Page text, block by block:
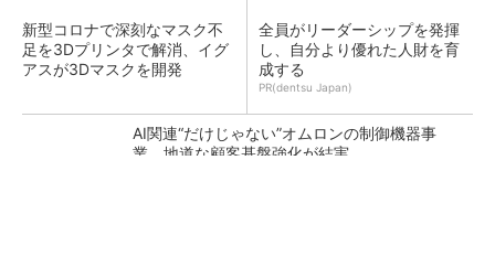
新型コロナで深刻なマスク不
足を3Dプリンタで解消、イグ
アスが3Dマスクを開発
全員がリーダーシップを発揮
し、自分より優れた人財を育
成する
PR(dentsu Japan)
AI関連“だけじゃない”オムロンの制御機器事
業、地道な顧客基盤強化が結実